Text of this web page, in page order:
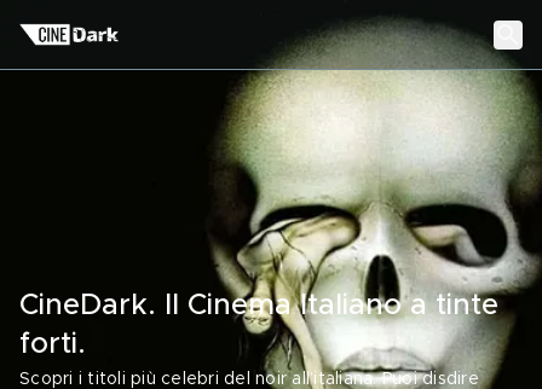
CineDark. Il Cinema Italiano a tinte
forti.
Scopri i titoli più celebri del noir all’italiana. Puoi disdire